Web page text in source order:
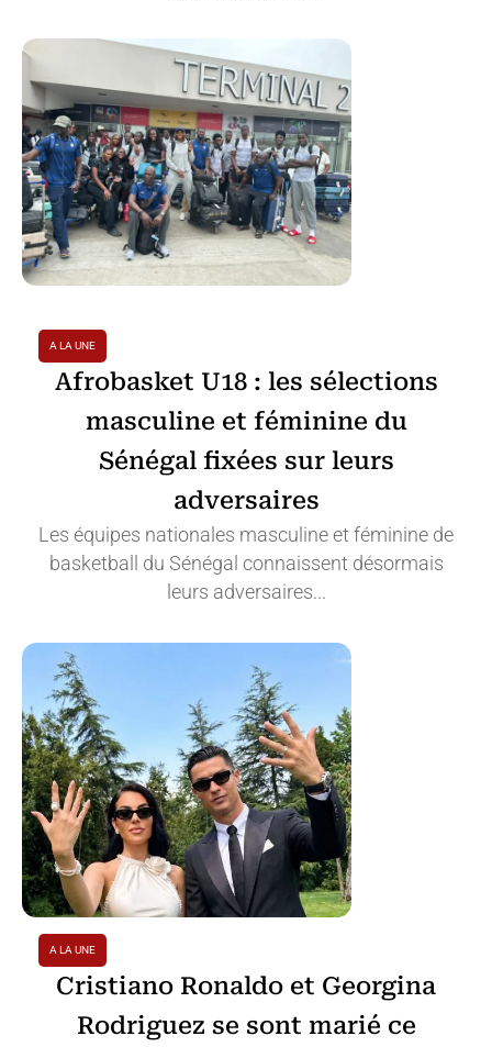
A LA UNE
‎Afrobasket U18 : les sélections
masculine et féminine du
Sénégal fixées sur leurs
adversaires
Les équipes nationales masculine et féminine de
basketball du Sénégal connaissent désormais
leurs adversaires...
A LA UNE
Cristiano Ronaldo et Georgina
Rodriguez se sont marié ce